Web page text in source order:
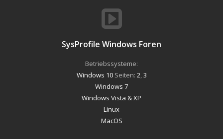
SysProfile Windows Foren
Betriebssysteme:
Windows 10Seiten: 2,3
Windows 7
Windows Vista & XP
Linux
MacOS